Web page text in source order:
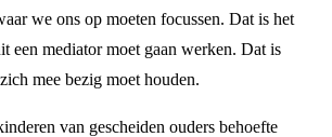
we ons op moeten focussen. Dat is het
een mediator moet gaan werken. Dat is
mee bezig moet houden.
van gescheiden ouders behoefte